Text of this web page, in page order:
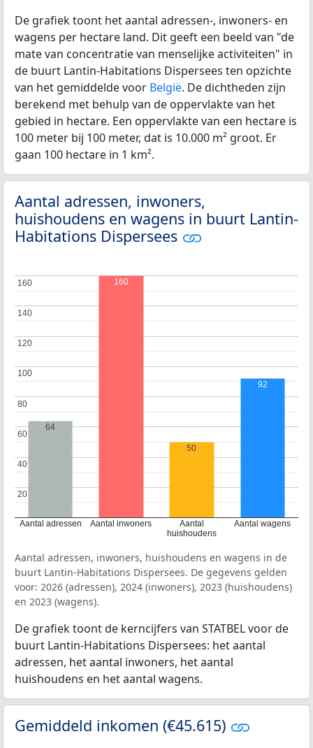
De grafiek toont het aantal adressen-, inwoners- en
wagens per hectare land. Dit geeft een beeld van "de
mate van concentratie van menselijke activiteiten" in
de buurt Lantin-Habitations Dispersees ten opzichte
van het gemiddelde voor België. De dichtheden zijn
berekend met behulp van de oppervlakte van het
gebied in hectare. Een oppervlakte van een hectare is
100 meter bij 100 meter, dat is 10.000 m² groot. Er
gaan 100 hectare in 1 km².
Aantal adressen, inwoners,
huishoudens en wagens in buurt Lantin-
Habitations Dispersees
Aantal adressen Aantal inwoners
Aantal
huishoudens
Aantal wagens
20
20
40
40
60
60
80
80
100
100
120
120
140
140
160
160
64
160
50
92
Aantal adressen, inwoners, huishoudens en wagens in de
buurt Lantin-Habitations Dispersees. De gegevens gelden
voor: 2026 (adressen), 2024 (inwoners), 2023 (huishoudens)
en 2023 (wagens).
De grafiek toont de kerncijfers van STATBEL voor de
buurt Lantin-Habitations Dispersees: het aantal
adressen, het aantal inwoners, het aantal
huishoudens en het aantal wagens.
Gemiddeld inkomen (€45.615)